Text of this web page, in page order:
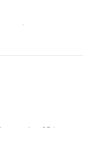
is
van badstof
dan 25 jaar